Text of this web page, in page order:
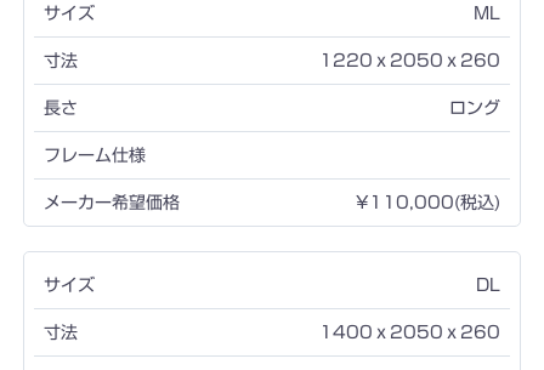
ML
1220ｘ2050ｘ260
ロング
¥110,000(税込)
DL
1400ｘ2050ｘ260